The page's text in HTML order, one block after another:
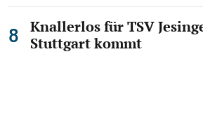
Knallerlos für TSV
Stuttgart kommt